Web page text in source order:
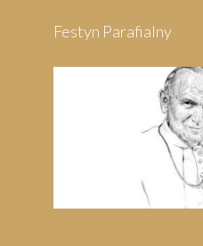
Festyn Parafialny